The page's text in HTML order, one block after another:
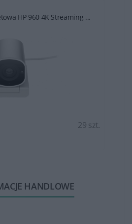
HP 960 4K Streaming ...
29 szt.
HANDLOWE